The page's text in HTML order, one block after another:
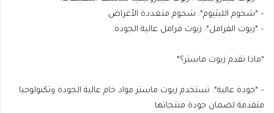
– *شحوم الليثيوم*: شحوم متعددة الأغراض.
– *زيوت الفرامل*: زيوت فرامل عالية الجودة.
*ماذا تقدم زيوت ماستر؟*
– *جودة عالية*: تستخدم زيوت ماستر مواد خام عالية الجودة وتكنولوجيا
متقدمة لضمان جودة منتجاتها.